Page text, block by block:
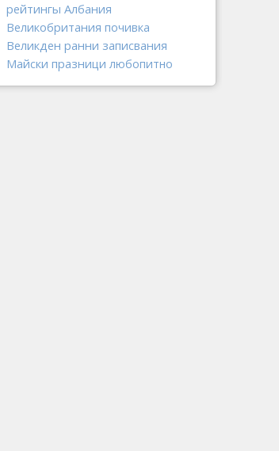
рейтингы Албания
Великобритания почивка
Великден ранни записвания
Майски празници любопитно